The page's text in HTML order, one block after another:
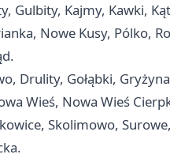
Gulbity, Kajmy, Kawki,
Nowe Kusy, Pólko,
Drulity, Gołąbki,
Wieś, Nowa Wieś
Skolimowo,